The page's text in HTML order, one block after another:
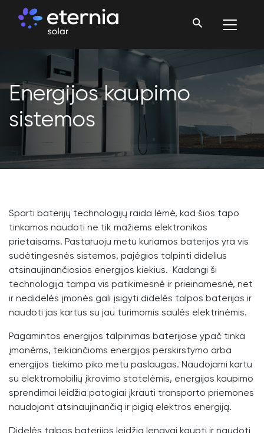
Energijos kaupimo
sistemos
Sparti baterijų technologijų raida lėmė, kad šios tapo
tinkamos naudoti ne tik mažiems elektronikos
prietaisams. Pastaruoju metu kuriamos baterijos yra vis
sudėtingesnės sistemos, pajėgios talpinti didelius
atsinaujinančiosios energijos kiekius. Kadangi ši
technologija tampa vis patikimesnė ir prieinamesnė, net
ir nedidelės įmonės gali įsigyti didelės talpos baterijas ir
naudoti jas kartus su jau turimomis saulės elektrinėmis.
Pagamintos energijos talpinimas baterijose ypač tinka
įmonėms, teikiančioms energijos perskirstymo arba
energijos tiekimo piko metu paslaugas. Naudojami kartu
su elektromobilių įkrovimo stotelėmis, energijos kaupimo
sprendimai leidžia patogiai įkrauti transporto priemones
naudojant atsinaujinančią ir pigią elektros energiją.
Didelės talpos baterijos leidžia lengvai kaupti ir naudoti